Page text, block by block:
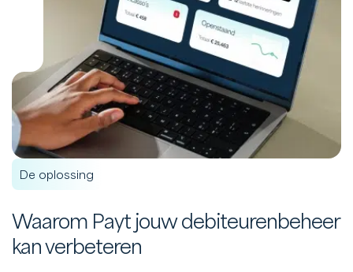
De oplossing
Waarom Payt jouw debiteurenbeheer
kan verbeteren